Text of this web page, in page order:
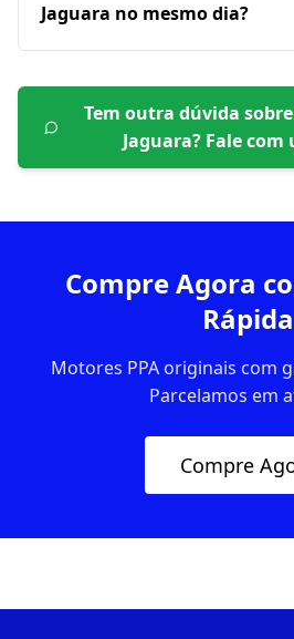
Jaguara no mesmo dia?
Tem outra dúvida
Jaguara? Fale
Compre Agora
Rápida
Motores PPA originais com
Parcelamos em
Compre